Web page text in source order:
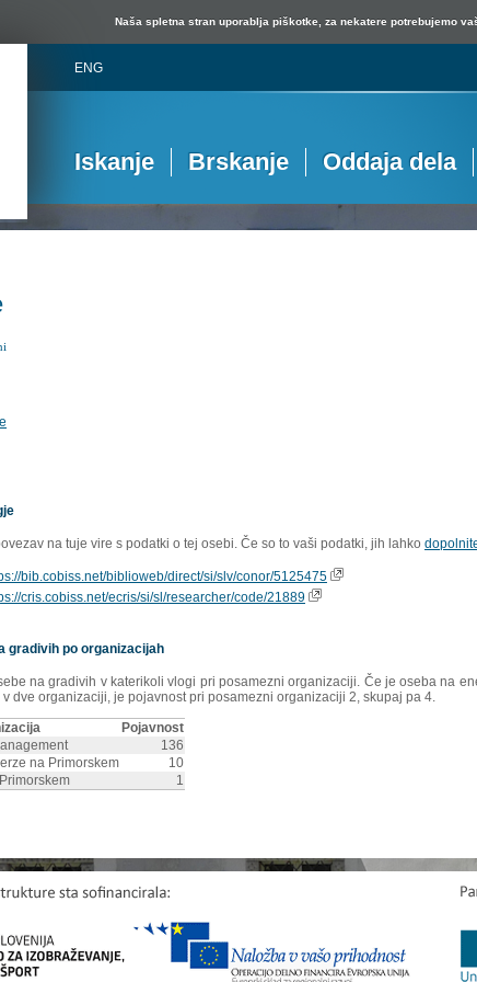
Naša spletna stran uporablja piškotke, za nekatere potrebujemo
ENG
Iskanje Brskanje Oddaja dela
na tuje vire s podatki o tej osebi. Če so to vaši podatki, jih lahko
bib.cobiss.net/biblioweb/direct/si/slv/conor/5125475
cris.cobiss.net/ecris/si/sl/researcher/code/21889
gradivih po organizacijah
na gradivih v katerikoli vlogi pri posamezni organizaciji. Če je oseba na
dve organizaciji, je pojavnost pri posamezni organizaciji 2, skupaj pa 4.
Pojavnost
136
na Primorskem
10
1